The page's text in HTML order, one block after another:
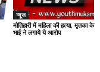
न्यूज
मोतिहारी में महिला की हत्या, मृतका के
भाई ने लगाये ये आरोप